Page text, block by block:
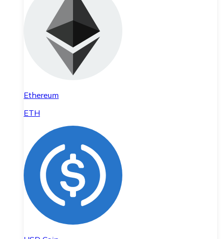
Ethereum
ETH